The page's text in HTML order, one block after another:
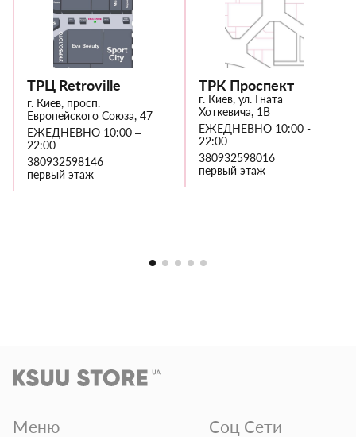
ТРЦ Retroville
г. Киев, просп.
Европейского Союза, 47
ЕЖЕДНЕВНО 10:00 –
22:00
380932598146
первый этаж
ТРК Проспект
г. Киев, ул. Гната
Хоткевича, 1В
ЕЖЕДНЕВНО 10:00 -
22:00
380932598016
первый этаж
Меню Соц Сети